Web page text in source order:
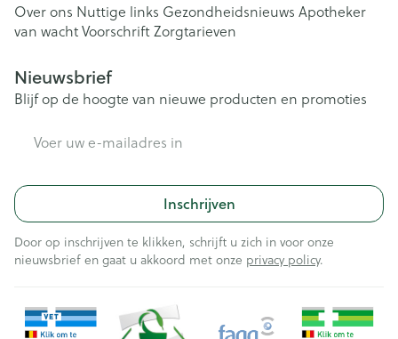
Over ons Nuttige links Gezondheidsnieuws Apotheker
van wachtVoorschriftZorgtarieven
Nieuwsbrief
Blijf op de hoogte van nieuwe producten en promoties
Inschrijven
Door op inschrijven te klikken, schrijft u zich in voor onze
nieuwsbrief en gaat u akkoord met onze privacy policy.